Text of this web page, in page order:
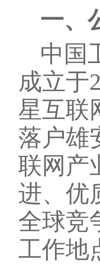
一、
中国
成立于
星互联
落户雄
联网产
进、优
全球竞
工作地